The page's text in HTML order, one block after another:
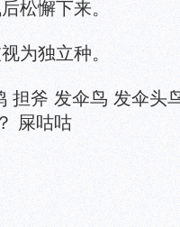
松懈下来。
为独立种。
担斧 发伞鸟 发伞头
屎咕咕